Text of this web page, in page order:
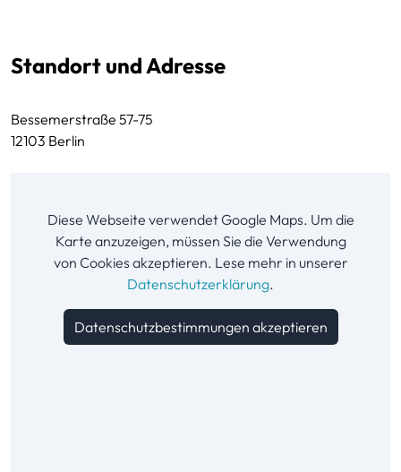
Standort und Adresse
Bessemerstraße 57-75
12103 Berlin
Diese Webseite verwendet Google Maps. Um die
Karte anzuzeigen, müssen Sie die Verwendung
von Cookies akzeptieren. Lese mehr in unserer
Datenschutzerklärung.
Datenschutzbestimmungen akzeptieren